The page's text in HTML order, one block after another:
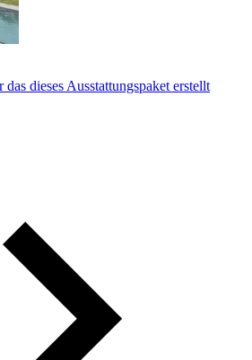
dieses Ausstattungs­paket erstellt